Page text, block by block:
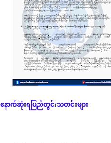
နောက်ဆုံးရပြည်တွင်းသတင်းများ